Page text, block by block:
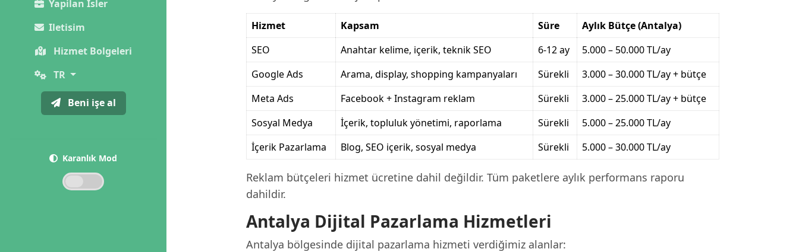
Yapilan Isler
Iletisim
Hizmet Bolgeleri
TR
Beni işe al
Karanlık Mod
Hizmet Kapsam Süre
Aylık Bütçe (Antalya)
SEO
Anahtar kelime, içerik, teknik SEO 6-12 ay
5.000 – 50.000 TL/ay
Google Ads
Arama, display, shopping kampanyaları Sürekli
3.000 – 30.000 TL/ay + bütçe
Meta Ads
Facebook + Instagram reklam Sürekli
3.000 – 25.000 TL/ay + bütçe
Sosyal Medya
İçerik, topluluk yönetimi, raporlama Sürekli
5.000 – 25.000 TL/ay
İçerik Pazarlama
Blog, SEO içerik, sosyal medya Sürekli 5.000 – 30.000 TL/ay
Reklam bütçeleri hizmet ücretine dahil değildir. Tüm paketlere aylık performans raporu
dahildir.
Antalya Dijital Pazarlama Hizmetleri
Antalya bölgesinde dijital pazarlama hizmeti verdiğimiz alanlar: